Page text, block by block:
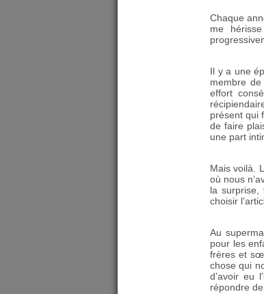
Chaque
me
Il y a une
membre
effort
présent qui
de faire
une part
Mais voilà.
où nous
la surprise,
choisir
Au
pour les
frères et
chose qui
d’avoir eu
répondre